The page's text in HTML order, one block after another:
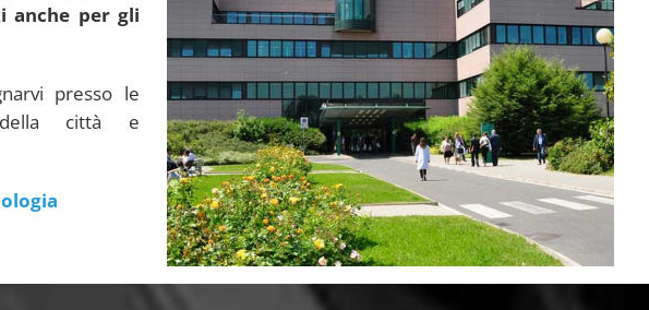
anche per gli
presso le
della città e